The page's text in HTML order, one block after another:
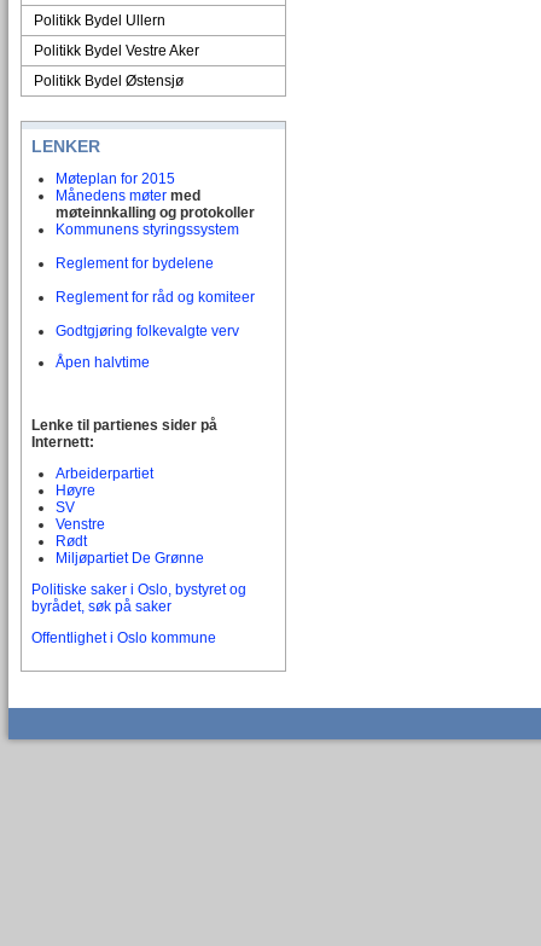
Politikk Bydel Ullern
Politikk Bydel Vestre Aker
Politikk Bydel Østensjø
LENKER
Møteplan for 2015
Månedens møter med
møteinnkalling og protokoller
Kommunens styringssystem
Reglement for bydelene
Reglement for råd og komiteer
Godtgjøring folkevalgte verv
Åpen halvtime
Lenke til partienes sider på
Internett:
Arbeiderpartiet
Høyre
SV
Venstre
Rødt
Miljøpartiet De Grønne
Politiske saker i Oslo, bystyret og
byrådet, søk på saker
Offentlighet i Oslo kommune